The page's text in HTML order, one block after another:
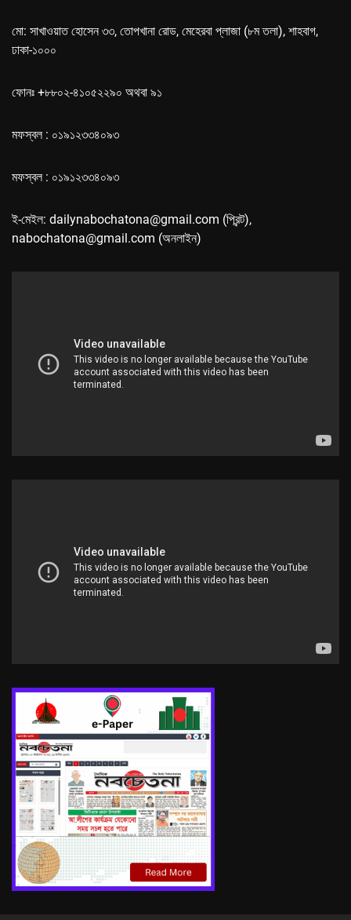
মো: সাখাওয়াত হোসেন ৩৩, তোপখানা রোড, মেহেরবা প্লাজা (৮ম তলা), শাহবাগ,
ঢাকা-১০০০
ফোনঃ +৮৮০২-৪১০৫২২৯০ অথবা ৯১
মফস্বল : ০১৯১২৩৩৪০৯৩
মফস্বল : ০১৯১২৩৩৪০৯৩
ই-মেইল: dailynabochatona@gmail.com (প্রিন্ট),
nabochatona@gmail.com (অনলাইন)